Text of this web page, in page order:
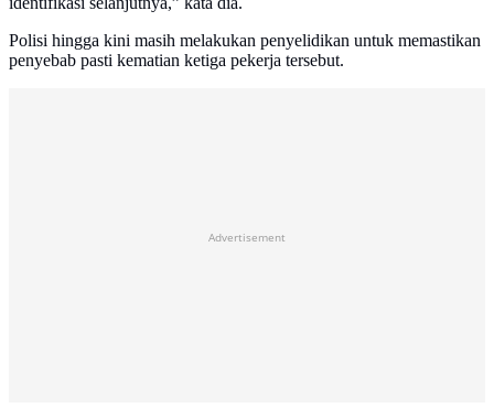
Polisi hingga kini masih melakukan penyelidikan untuk memastikan
penyebab pasti kematian ketiga pekerja tersebut.
Advertisement